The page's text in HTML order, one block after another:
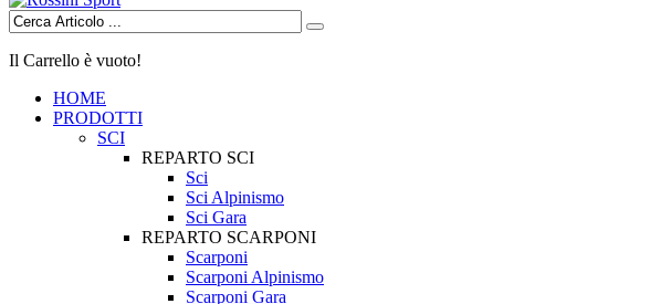
Il Carrello è vuoto!
HOME
PRODOTTI
SCI
REPARTO SCI
Sci
Sci Alpinismo
Sci Gara
REPARTO SCARPONI
Scarponi
Scarponi Alpinismo
Scarponi Gara